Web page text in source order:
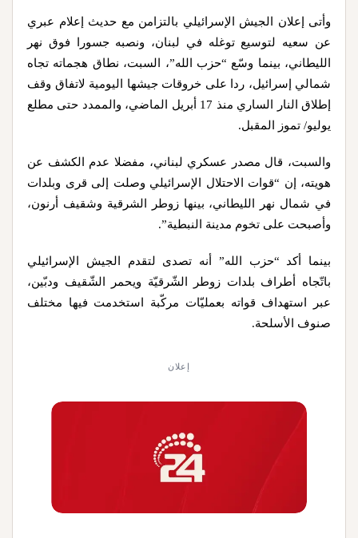
وأتى إعلان الجيش الإسرائيلي بالتزامن مع حديث إعلام عبري
عن سعيه لتوسيع توغله في لبنان، ونصبه جسورا فوق نهر
الليطاني، بينما وسّع “حزب الله”، السبت، نطاق هجماته تجاه
شمالي إسرائيل، ردا على خروقات جيشها اليومية لاتفاق وقف
إطلاق النار الساري منذ 17 أبريل الماضي، والممدد حتى مطلع
يوليو/ تموز المقبل.
والسبت، قال مصدر عسكري لبناني، مفضلا عدم الكشف عن
هويته، إن “قوات الاحتلال الإسرائيلي وصلت إلى قرى وبلدات
في شمال نهر الليطاني، بينها زوطر الشرقية وشقيف أرنون،
وأصبحت على تخوم مدينة النبطية”.
بينما أكد “حزب الله” أنه تصدى لتقدم الجيش الإسرائيلي
باتّجاه أطراف بلدات زوطر الشّرقيّة ويحمر الشّقيف ودبّين،
عبر استهداف قواته بعمليّات مركّبة استخدمت فيها مختلف
صنوف الأسلحة.
إعلان